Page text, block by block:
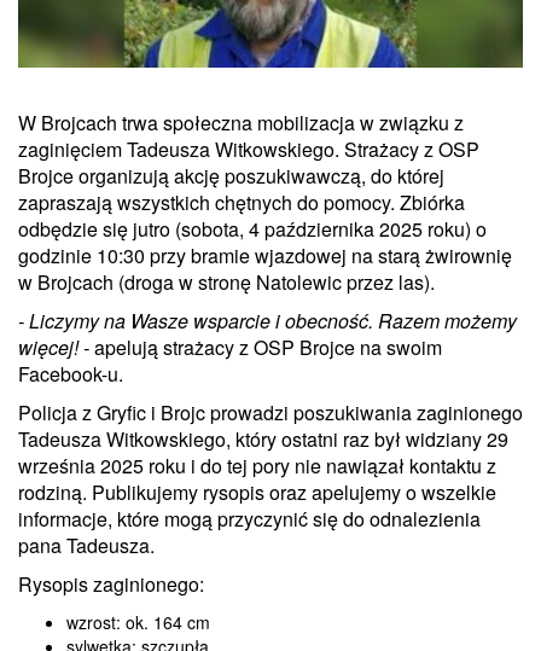
W Brojcach trwa społeczna mobilizacja w związku z
zaginięciem Tadeusza Witkowskiego. Strażacy z OSP
Brojce organizują akcję poszukiwawczą, do której
zapraszają wszystkich chętnych do pomocy. Zbiórka
odbędzie się jutro (sobota, 4 października 2025 roku) o
godzinie 10:30 przy bramie wjazdowej na starą żwirownię
w Brojcach (droga w stronę Natolewic przez las).
- Liczymy na Wasze wsparcie i obecność. Razem możemy
więcej! -apelują strażacy z OSP Brojce na swoim
Facebook-u.
Policja z Gryfic i Brojc prowadzi poszukiwania zaginionego
Tadeusza Witkowskiego, który ostatni raz był widziany 29
września 2025 roku i do tej pory nie nawiązał kontaktu z
rodziną. Publikujemy rysopis oraz apelujemy o wszelkie
informacje, które mogą przyczynić się do odnalezienia
pana Tadeusza.
Rysopis zaginionego:
wzrost: ok. 164 cm
sylwetka: szczupła